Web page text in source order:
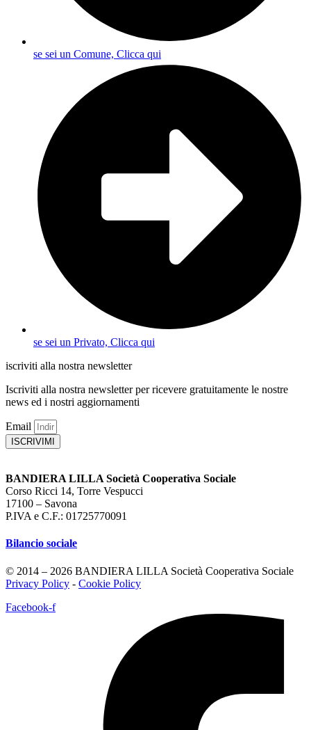
se sei un Comune, Clicca qui
se sei un Privato, Clicca qui
iscriviti alla nostra newsletter
Iscriviti alla nostra newsletter per ricevere gratuitamente le nostre
news ed i nostri aggiornamenti
Email
ISCRIVIMI
BANDIERA LILLA Società Cooperativa Sociale
Corso Ricci 14, Torre Vespucci
17100 – Savona
P.IVA e C.F.: 01725770091
Bilancio sociale
© 2014 – 2026 BANDIERA LILLA Società Cooperativa Sociale
Privacy Policy - Cookie Policy
Facebook-f